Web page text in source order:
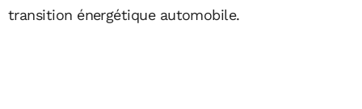
transition énergétique automobile.